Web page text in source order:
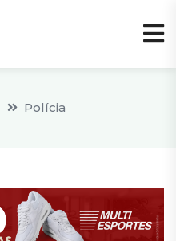
Polícia